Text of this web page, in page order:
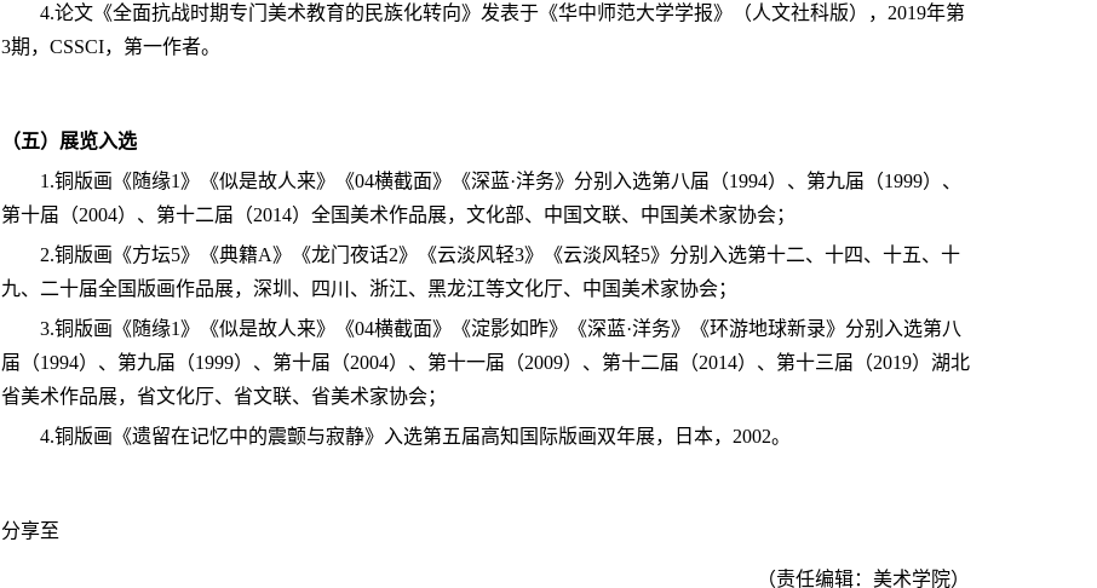
4.论文《全面抗战时期专门美术教育的民族化转向》发表于《华中师范大学学报》（人文社科版），2019年第
3期，CSSCI，第一作者。
（五）展览入选
1.铜版画《随缘1》《似是故人来》《04横截面》《深蓝·洋务》分别入选第八届（1994）、第九届（1999）、
第十届（2004）、第十二届（2014）全国美术作品展，文化部、中国文联、中国美术家协会；
2.铜版画《方坛5》《典籍A》《龙门夜话2》《云淡风轻3》《云淡风轻5》分别入选第十二、十四、十五、十
九、二十届全国版画作品展，深圳、四川、浙江、黑龙江等文化厅、中国美术家协会；
3.铜版画《随缘1》《似是故人来》《04横截面》《淀影如昨》《深蓝·洋务》《环游地球新录》分别入选第八
届（1994）、第九届（1999）、第十届 （2004）、第十一届（2009）、第十二届（2014）、第十三届（2019）湖北
省美术作品展，省文化厅、省文联、省美术家协会；
4.铜版画《遗留在记忆中的震颤与寂静》入选第五届高知国际版画双年展，日本，2002。
分享至
（责任编辑：美术学院）